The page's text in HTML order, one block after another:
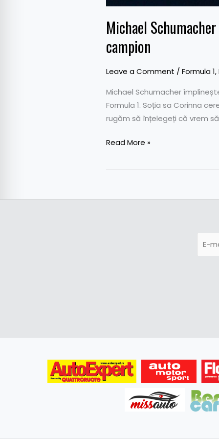
Michael
campion
Leave a Comment /Formula 1,
Michael Schumacher
Formula 1. Soția sa Corinna
rugăm să înțelegeți că vrem
Read More »